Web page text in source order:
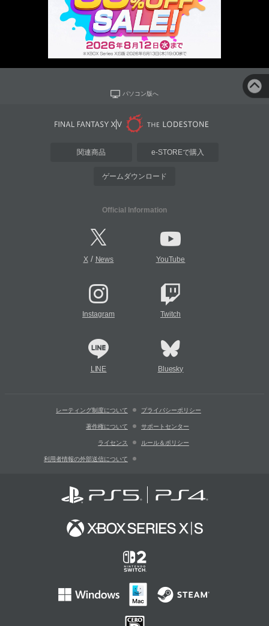
パソコン版へ
関連商品 e-STOREで購入
ゲームダウンロード
Official Information
X/ News YouTube
Instagram Twitch
LINE Bluesky
レーティング制度について プライバシーポリシー
著作権について サポートセンター
ライセンス ルール＆ポリシー
利用者情報の外部送信について